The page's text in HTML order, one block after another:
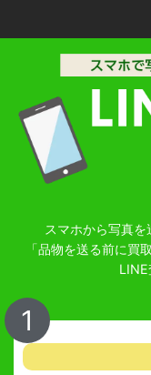
スマホから写真を
「品物を送る前に買
LINE
1